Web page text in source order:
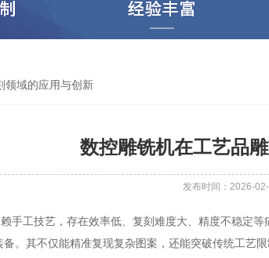
领域的应用与创新
数控雕铣机在工艺品
发布时间：2026-
工技艺，存在效率低、复刻难度大、精度不稳定等
。其不仅能精准复现复杂图案，还能突破传统工艺